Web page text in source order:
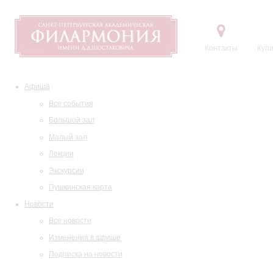
Контакты
Афиша
Все события
Большой зал
Малый зал
Лекции
Экскурсии
Пушкинская карта
Новости
Все новости
Изменения в афише
Подписка на новости